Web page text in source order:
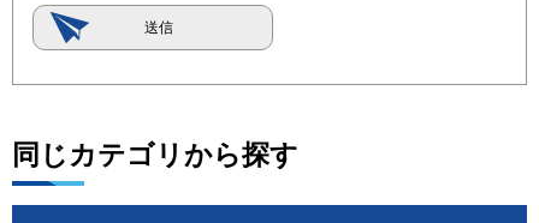
同じカテゴリから探す